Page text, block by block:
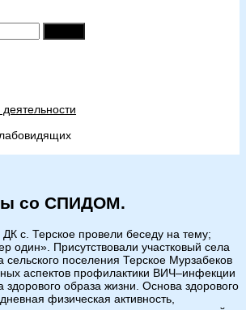
со СПИДОМ.
с. Терское провели беседу на тему;
один». Присутствовали участковый села
поселения Терское Мурзабеков
аспектов профилактики ВИЧ–инфекции
здорового образа жизни. Основа здорового
физическая активность,